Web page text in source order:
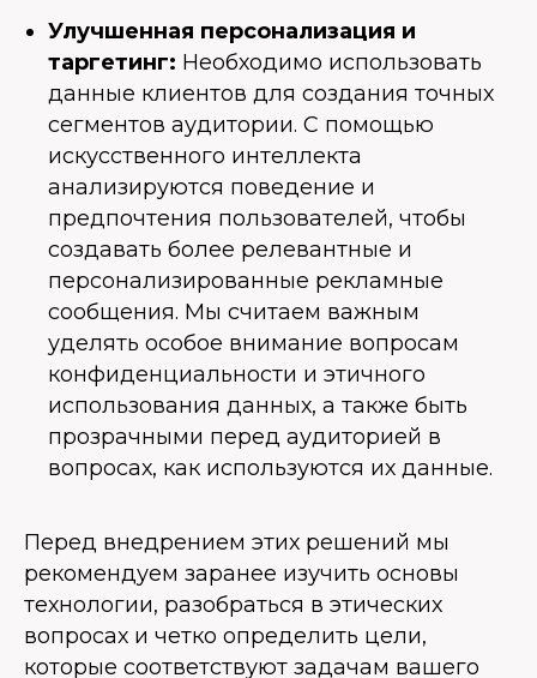
Улучшенная персонализация и
таргетинг: Необходимо использовать
данные клиентов для создания точных
сегментов аудитории. С помощью
искусственного интеллекта
анализируются поведение и
предпочтения пользователей, чтобы
создавать более релевантные и
персонализированные рекламные
сообщения. Мы считаем важным
уделять особое внимание вопросам
конфиденциальности и этичного
использования данных, а также быть
прозрачными перед аудиторией в
вопросах, как используются их данные.
Перед внедрением этих решений мы
рекомендуем заранее изучить основы
технологии, разобраться в этических
вопросах и четко определить цели,
которые соответствуют задачам вашего